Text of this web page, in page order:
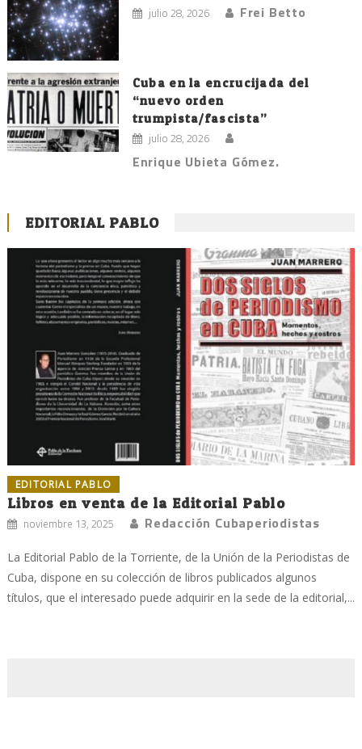
julio 28, 2026 Frei Betto
Cuba en la encrucijada del
“nuevo orden
trumpista/fascista”
julio 28, 2026
Enrique Ubieta Gómez.
EDITORIAL PABLO
EDITORIAL PABLO
Libros en venta de la Editorial Pablo
noviembre 13, 2025 Redacción Cubaperiodistas
La Editorial Pablo de la Torriente, de la Unión de la Periodistas de
Cuba, dispone en su colección de libros publicados algunos
títulos, que el interesado puede adquirir en la sede de la editorial,...